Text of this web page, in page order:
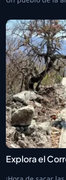
Explora el